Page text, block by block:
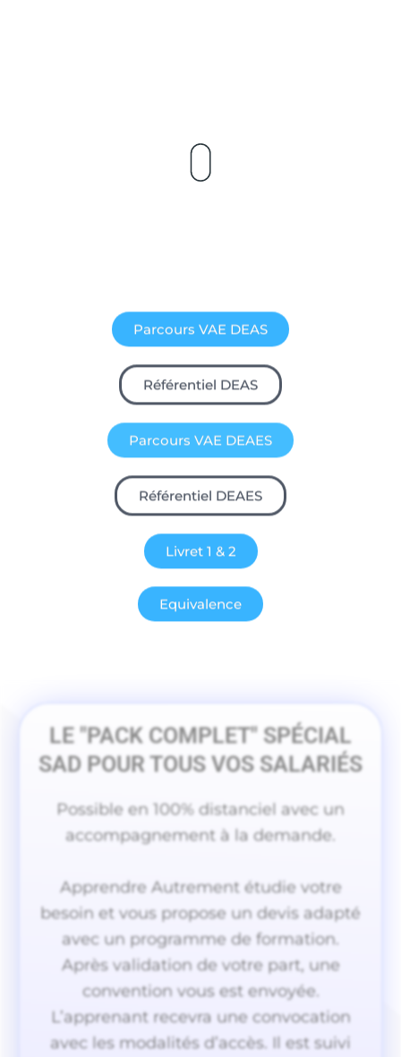
Parcours VAE DEAS
Référentiel DEAS
Parcours VAE DEAES
Référentiel DEAES
Livret 1 & 2
Equivalence
LE "PACK COMPLET" SPÉCIAL
SAD POUR TOUS VOS SALARIÉS
Possible en 100% distanciel avec un
accompagnement à la demande.
Apprendre Autrement étudie votre
besoin et vous propose un devis adapté
avec un programme de formation.
Après validation de votre part, une
convention vous est envoyée.
L’apprenant recevra une convocation
avec les modalités d’accès. Il est suivi